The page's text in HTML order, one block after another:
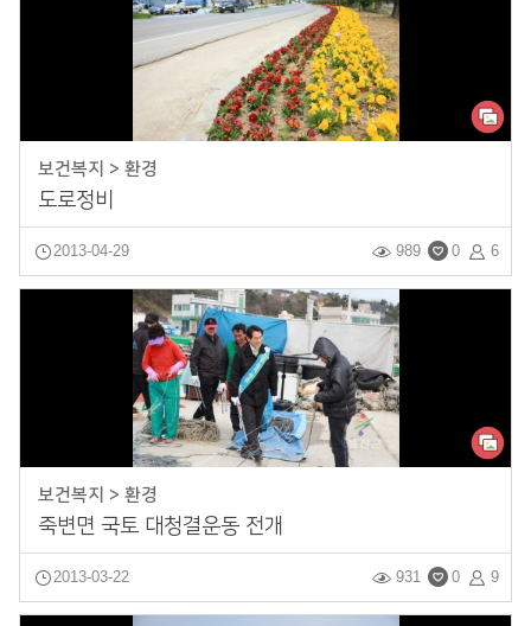
보건복지 > 환경
도로정비
2013-04-29 6
0
989
보건복지 > 환경
죽변면 국토 대청결운동 전개
2013-03-22 9
0
931